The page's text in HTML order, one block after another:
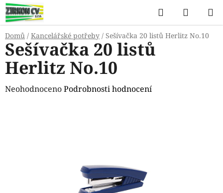
Přejít
na
obsah
Hledat
KOŠÍK
Domů / Kancelářské potřeby / Sešívačka 20 listů Herlitz No.10
Sešívačka 20 listů
Herlitz No.10
Průměrné
NeohodnocenoPodrobnosti hodnocení